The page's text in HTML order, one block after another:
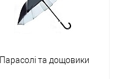
Парасолі та дощовики